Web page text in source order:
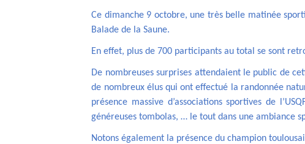
Ce dimanche 9 octobre, une très belle matinée
Balade de la Saune.
En effet, plus de 700 participants au total se sont
De nombreuses surprises attendaient le public de
de nombreux élus qui ont effectué la randonnée
présence massive d’associations sportives de
généreuses tombolas, … le tout dans une ambiance
Notons également la présence du champion